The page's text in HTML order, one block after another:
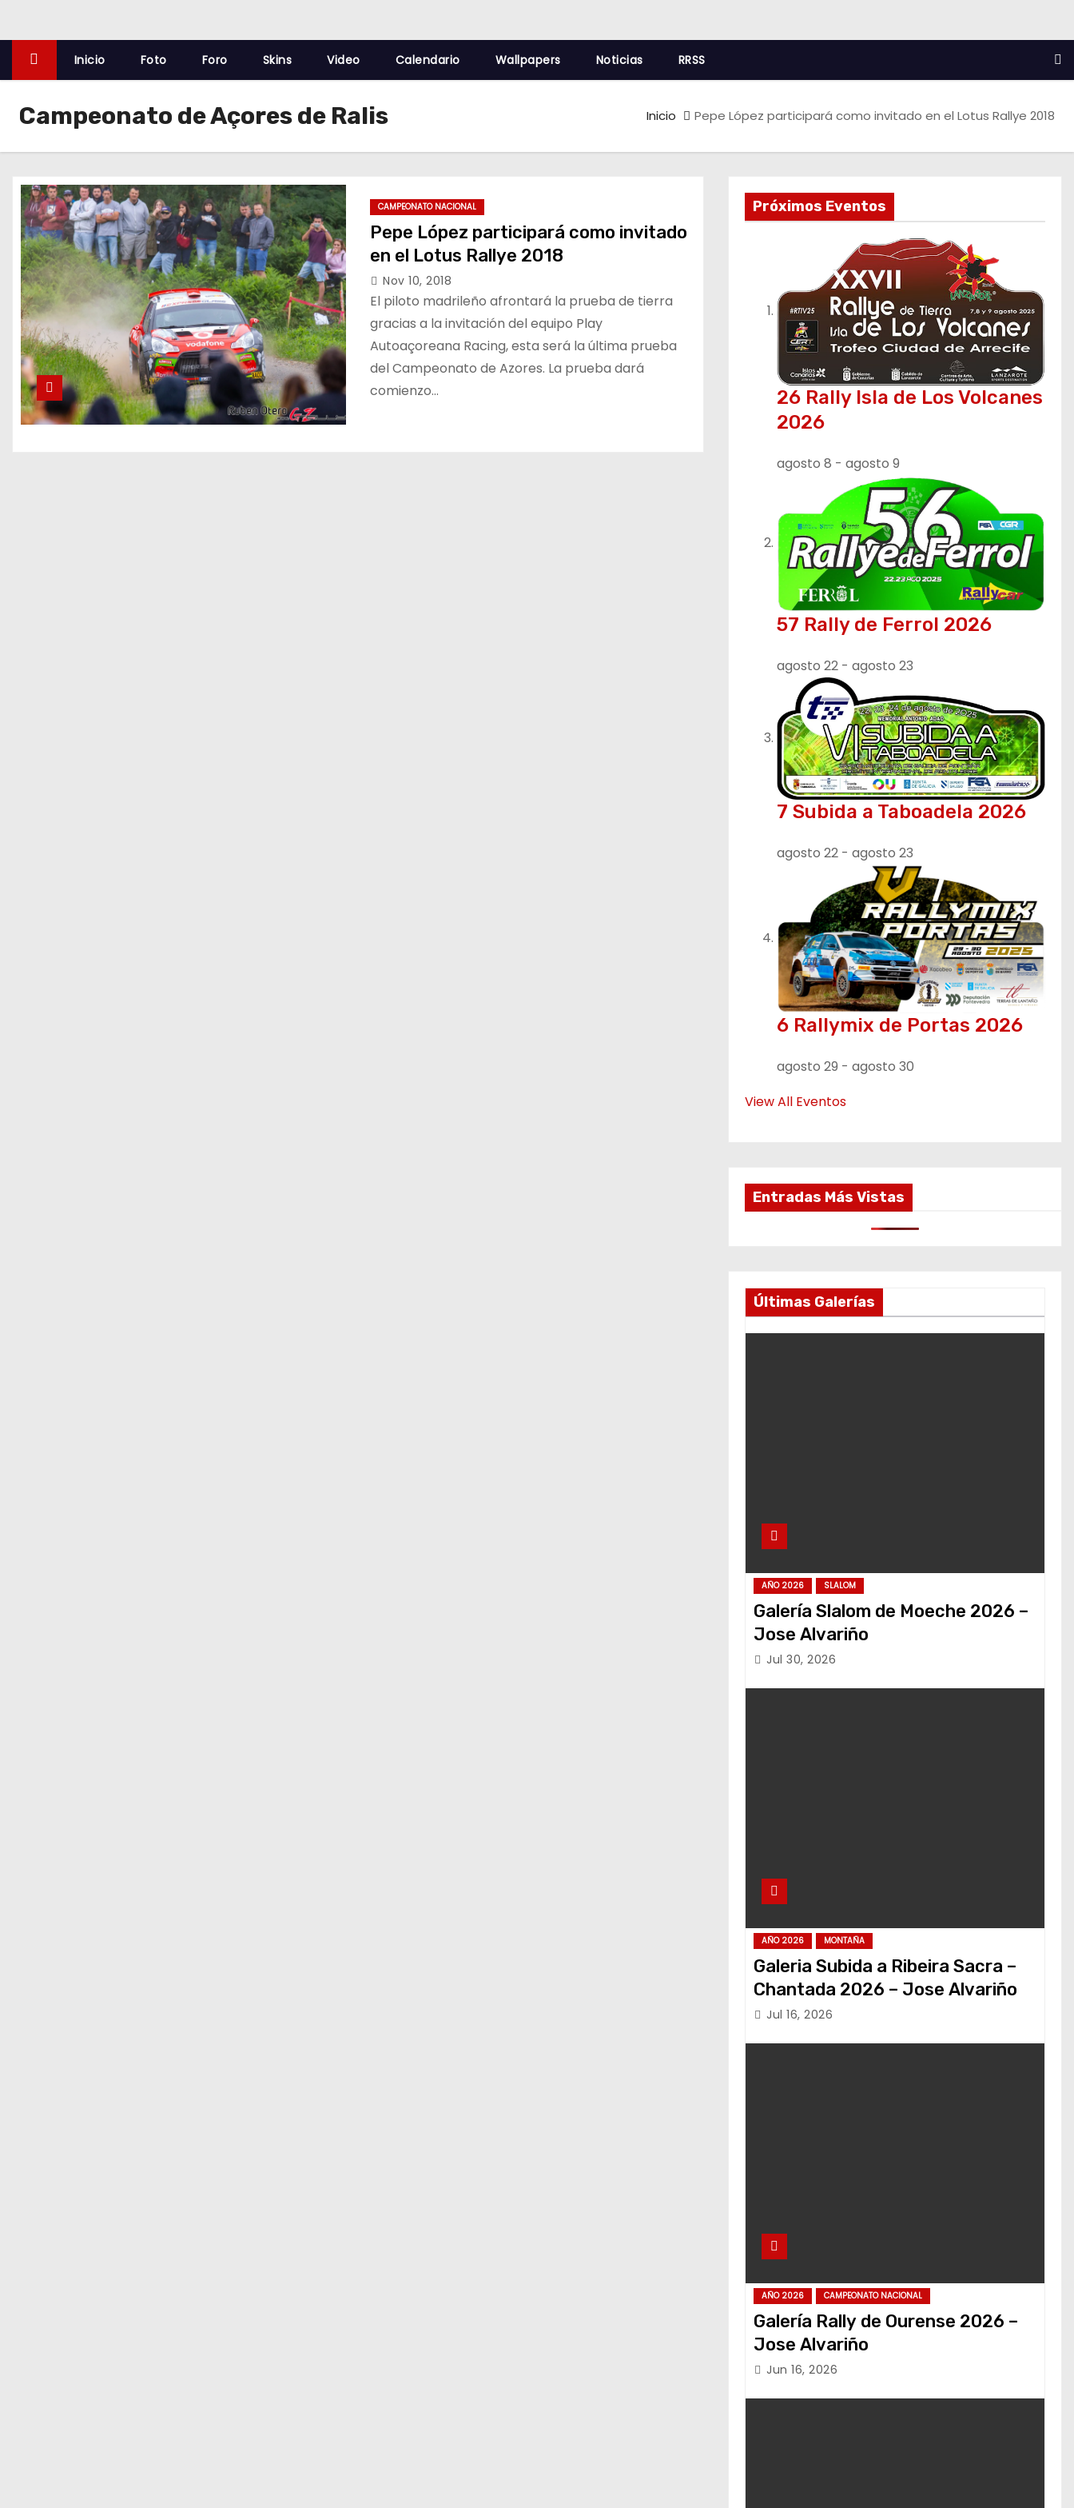
Inicio Foto Foro Skins Video Calendario Wallpapers Noticias RRSS
Campeonato de Açores de Ralis Inicio Pepe López participará como invitado en el Lotus Rallye 2018
CAMPEONATO NACIONAL
Pepe López participará como invitado
en el Lotus Rallye 2018
Nov 10, 2018
El piloto madrileño afrontará la prueba de tierra
gracias a la invitación del equipo Play
Autoaçoreana Racing, esta será la última prueba
del Campeonato de Azores. La prueba dará
comienzo…
Próximos Eventos
26 Rally Isla de Los Volcanes
2026
agosto 8 - agosto 9
57 Rally de Ferrol 2026
agosto 22 - agosto 23
7 Subida a Taboadela 2026
agosto 22 - agosto 23
6 Rallymix de Portas 2026
agosto 29 - agosto 30
View All Eventos
Entradas Más Vistas
Últimas Galerías
AÑO 2026 SLALOM
Galería Slalom de Moeche 2026 –
Jose Alvariño
Jul 30, 2026
AÑO 2026 MONTAÑA
Galeria Subida a Ribeira Sacra –
Chantada 2026 – Jose Alvariño
Jul 16, 2026
AÑO 2026 CAMPEONATO NACIONAL
Galería Rally de Ourense 2026 –
Jose Alvariño
Jun 16, 2026